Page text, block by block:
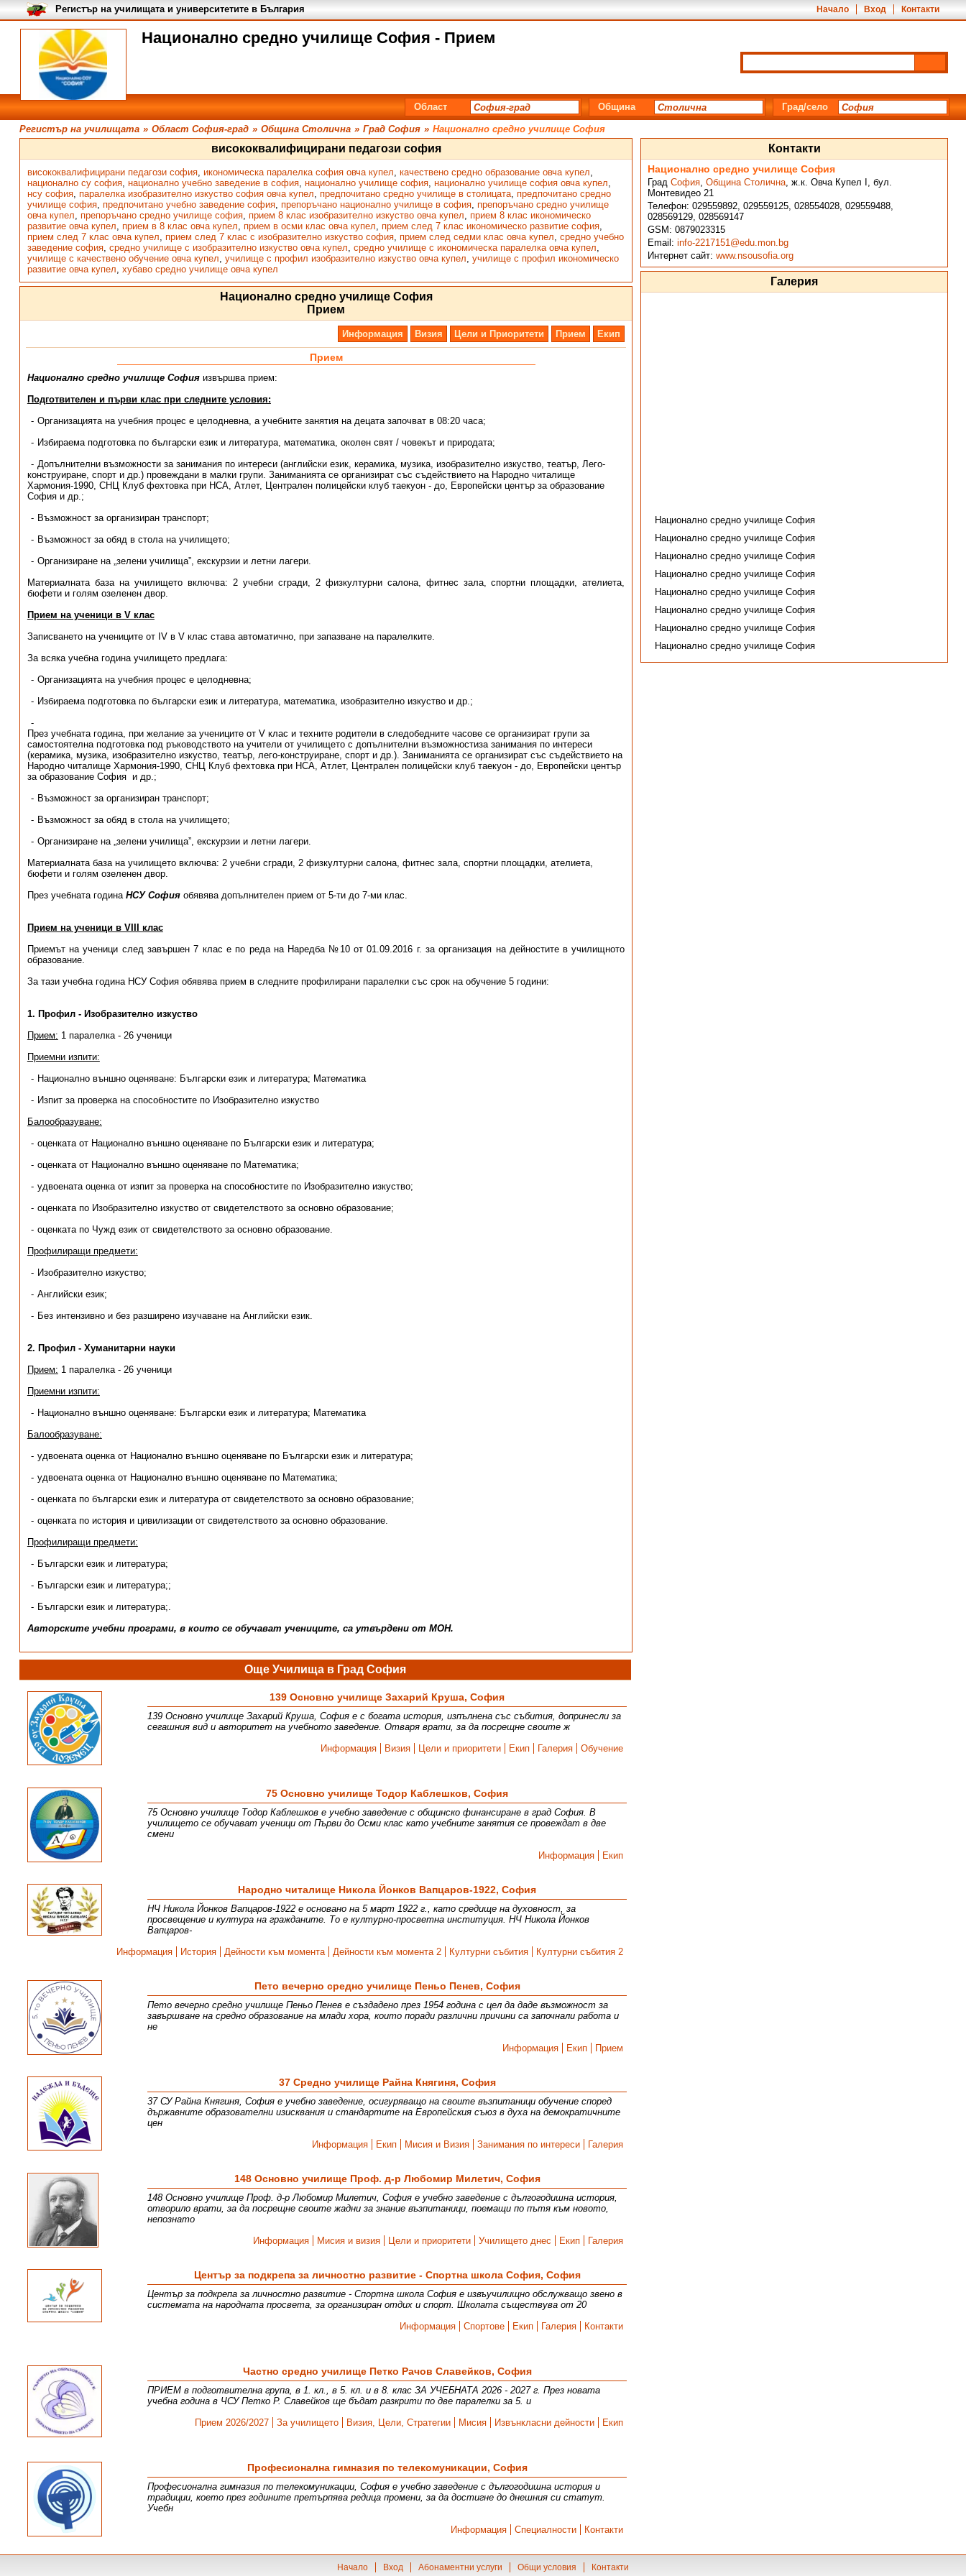
Национално средно училище София - Прием
Начало Вход Контакти
Регистър на училищата и университетите в България
Област Община Град/село
Регистър на училищата » Област София-град » Община Столична » Град София » Национално средно училище София
висококвалифицирани педагози софия
висококвалифицирани педагози софия, икономическа паралелка софия овча купел, качествено средно образование овча купел,
национално су софия, национално учебно заведение в софия, национално училище софия, национално училище софия овча купел,
нсу софия, паралелка изобразително изкуство софия овча купел, предпочитано средно училище в столицата, предпочитано средно
училище софия, предпочитано учебно заведение софия, препоръчано национално училище в софия, препоръчано средно училище
овча купел, препоръчано средно училище софия, прием 8 клас изобразително изкуство овча купел, прием 8 клас икономическо
развитие овча купел, прием в 8 клас овча купел, прием в осми клас овча купел, прием след 7 клас икономическо развитие софия,
прием след 7 клас овча купел, прием след 7 клас с изобразително изкуство софия, прием след седми клас овча купел, средно учебно
заведение софия, средно училище с изобразително изкуство овча купел, средно училище с икономическа паралелка овча купел,
училище с качествено обучение овча купел, училище с профил изобразително изкуство овча купел, училище с профил икономическо
развитие овча купел, хубаво средно училище овча купел
Национално средно училище София
Прием
Информация Визия Цели и Приоритети Прием Екип
Прием
Национално средно училище Софияизвършва прием:
Подготвителен и първи клас при следните условия:
Организацията на учебния процес е целодневна, а учебните занятия на децата започват в 08:20 часа;
Избираема подготовка по български език и литература, математика, околен свят / човекът и природата;
Допълнителни възможности за занимания по интереси (английски език, керамика, музика, изобразително изкуство, театър, Лего-
конструиране, спорт и др.) провеждани в малки групи. Заниманията се организират със съдействието на Народно читалище
Хармония-1990, СНЦ Клуб фехтовка при НСА, Атлет, Централен полицейски клуб таекуон - до, Европейски център за образование
София и др.;
Възможност за организиран транспорт;
Възможност за обяд в стола на училището;
Организиране на „зелени училища”, екскурзии и летни лагери.
Материалната база на училището включва: 2 учебни сгради, 2 физкултурни салона, фитнес зала, спортни площадки, ателиета,
бюфети и голям озеленен двор.
Прием на ученици в V клас
Записването на учениците от IV в V клас става автоматично, при запазване на паралелките.
За всяка учебна година училището предлага:
Организацията на учебния процес е целодневна;
Избираема подготовка по български език и литература, математика, изобразително изкуство и др.;
През учебната година, при желание за учениците от V клас и техните родители в следобедните часове се организират групи за
самостоятелна подготовка под ръководството на учители от училището с допълнителни възможностиза занимания по интереси
(керамика, музика, изобразително изкуство, театър, лего-конструиране, спорт и др.). Заниманията се организират със съдействието на
Народно читалище Хармония-1990, СНЦ Клуб фехтовка при НСА, Атлет, Централен полицейски клуб таекуон - до, Европейски център
за образование София и др.;
Възможност за организиран транспорт;
Възможност за обяд в стола на училището;
Организиране на „зелени училища”, екскурзии и летни лагери.
Материалната база на училището включва: 2 учебни сгради, 2 физкултурни салона, фитнес зала, спортни площадки, ателиета,
бюфети и голям озеленен двор.
През учебната година НСУ Софияобявява допълнителен прием от 5-ти до 7-ми клас.
Прием на ученици в VIII клас
Приемът на ученици след завършен 7 клас е по реда на Наредба №10 от 01.09.2016 г. за организация на дейностите в училищното
образование.
За тази учебна година НСУ София обявява прием в следните профилирани паралелки със срок на обучение 5 години:
1. Профил - Изобразително изкуство
Прием: 1 паралелка - 26 ученици
Приемни изпити:
Национално външно оценяване: Български език и литература; Математика
Изпит за проверка на способностите по Изобразително изкуство
Балообразуване:
оценката от Национално външно оценяване по Български език и литература;
оценката от Национално външно оценяване по Математика;
удвоената оценка от изпит за проверка на способностите по Изобразително изкуство;
оценката по Изобразително изкуство от свидетелството за основно образование;
оценката по Чужд език от свидетелството за основно образование.
Профилиращи предмети:
Изобразително изкуство;
Английски език;
Без интензивно и без разширено изучаване на Английски език.
2. Профил - Хуманитарни науки
Прием: 1 паралелка - 26 ученици
Приемни изпити:
Национално външно оценяване: Български език и литература; Математикa
Балообразуване:
удвоената оценка от Национално външно оценяване по Български език и литература;
удвоената оценка от Национално външно оценяване по Математика;
оценката по български език и литература от свидетелството за основно образование;
оценката по история и цивилизации от свидетелството за основно образование.
Профилиращи предмети:
Български език и литература;
Български език и литература;;
Български език и литература;.
Авторските учебни програми, в които се обучават учениците, са утвърдени от МОН.
Контакти
Национално средно училище София
Град София, Община Столична, ж.к. Овча Купел I, бул.
Монтевидео 21
Телефон: 029559892, 029559125, 028554028, 029559488,
028569129, 028569147
GSM: 0879023315
Email: info-2217151@edu.mon.bg
Интернет сайт: www.nsousofia.org
Галерия
Национално средно училище София
Национално средно училище София
Национално средно училище София
Национално средно училище София
Национално средно училище София
Национално средно училище София
Национално средно училище София
Национално средно училище София
Още Училища в Град София
139 Основно училище Захарий Круша, София
139 Основно училище Захарий Круша, София е с богата история, изпълнена със събития, допринесли за
сегашния вид и авторитет на учебното заведение. Отваря врати, за да посрещне своите ж
Информация
Визия Цели и приоритети Екип Галерия Обучение
75 Основно училище Тодор Каблешков, София
75 Основно училище Тодор Каблешков е учебно заведение с общинско финансиране в град София. В
училището се обучават ученици от Първи до Осми клас като учебните занятия се провеждат в две
смени
Информация
Екип
Народно читалище Никола Йонков Вапцаров-1922, София
НЧ Никола Йонков Вапцаров-1922 е основано на 5 март 1922 г., като средище на духовност, за
просвещение и култура на гражданите. То е културно-просветна институция. НЧ Никола Йонков
Вапцаров-
Информация
История Дейности към момента Дейности към момента 2 Културни събития Културни събития 2
Пето вечерно средно училище Пеньо Пенев, София
Пето вечерно средно училище Пеньо Пенев е създадено през 1954 година с цел да даде възможност за
завършване на средно образование на млади хора, които поради различни причини са започнали работа и
не
Информация
Екип Прием
37 Средно училище Райна Княгиня, София
37 СУ Райна Княгиня, София е учебно заведение, осигуряващо на своите възпитаници обучение според
държавните образователни изисквания и стандартите на Европейския съюз в духа на демократичните
цен
Информация
Екип Мисия и Визия Занимания по интереси Галерия
148 Основно училище Проф. д-р Любомир Милетич, София
148 Основно училище Проф. д-р Любомир Милетич, София е учебно заведение с дългогодишна история,
отворило врати, за да посрещне своите жадни за знание възпитаници, поемащи по пътя към новото,
непознато
Информация
Мисия и визия Цели и приоритети Училището днес Екип Галерия
Център за подкрепа за личностно развитие - Спортна школа София, София
Център за подкрепа за личностно развитие - Спортна школа София е извъучилищно обслужващо звено в
системата на народната просвета, за организиран отдих и спорт. Школата съществува от 20
Информация
Спортове Екип Галерия Контакти
Частно средно училище Петко Рачов Славейков, София
ПРИЕМ в подготвителна група, в 1. кл., в 5. кл. и в 8. клас ЗА УЧЕБНАТА 2026 - 2027 г. През новата
учебна година в ЧСУ Петко Р. Славейков ще бъдат разкрити по две паралелки за 5. и
Прием 2026/2027
За училището Визия, Цели, Стратегии Мисия Извънкласни дейности Екип
Професионална гимназия по телекомуникации, София
Професионална гимназия по телекомуникации, София е учебно заведение с дългогодишна история и
традиции, което през годините претърпява редица промени, за да достигне до днешния си статут.
Учебн
Информация
Специалности Контакти
Начало Вход Абонаментни услуги Общи условия Контакти